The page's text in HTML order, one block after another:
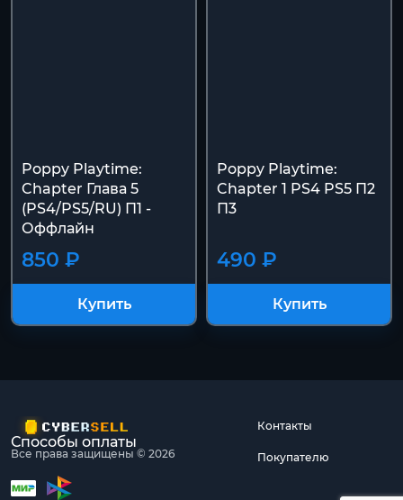
Poppy Playtime:
Chapter Глава 5
(PS4/PS5/RU) П1 -
Оффлайн
850 ₽
Купить
Poppy Playtime:
Chapter 1 PS4 PS5 П2
П3
490 ₽
Купить
Все права защищены © 2026
Контакты
Покупателю
Способы оплаты